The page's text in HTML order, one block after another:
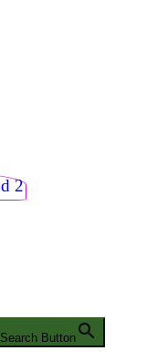
Search Button